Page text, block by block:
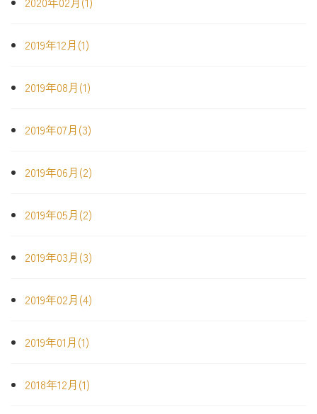
2019年12月(1)
2019年08月(1)
2019年07月(3)
2019年06月(2)
2019年05月(2)
2019年03月(3)
2019年02月(4)
2019年01月(1)
2018年12月(1)